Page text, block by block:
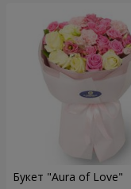
Букет "Aura of Love"